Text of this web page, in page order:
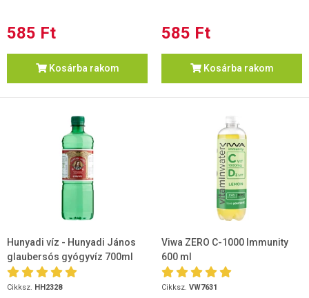
585 Ft
Kosárba rakom
585 Ft
Kosárba rakom
Hunyadi víz - Hunyadi János
glaubersós gyógyvíz 700ml
Cikksz. HH2328
Viwa ZERO C-1000 Immunity
600 ml
Cikksz. VW7631